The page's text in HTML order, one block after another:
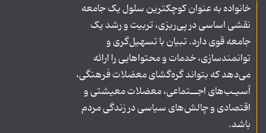
خانواده به عنوان کوچکترین سلول یک جامعه
نقشی اساسی در پی‌ریزی، تربیت و رشد یک
جامعه قوی دارد. تبیان با تسهیل‌گری و
توانمندسازی، خدمات و محتواهایی را ارائه
می‌دهد که بتواند گره‌گشای معضلات فرهنگی،
آسیـب‌های اجــتماعی، معضلات معیشتی و
اقتصادی و چالش‌های سیاسی در زندگی مردم
باشد.